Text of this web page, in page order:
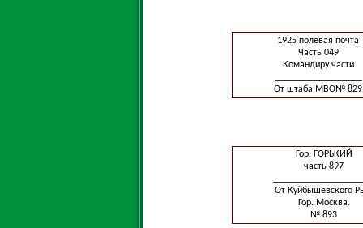
1925 полевая почта
Часть 049
Командиру части
От штаба МВО№ 829
Гор. ГОРЬКИЙ
часть 897
От Куйбышевского
Гор. Москва.
№ 893